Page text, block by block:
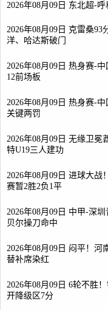
2026年08月09日 东北超-
2026年08月09日 克雷桑93
洋、哈达斯破门
2026年08月09日 热身赛-
12前场板
2026年08月09日 热身赛-
关键两罚
2026年08月09日 无缘卫冕
特U19三人建功
2026年08月09日 进球大战
赛暂2胜2负1平
2026年08月09日 中甲-深
贝尔操刀命中
2026年08月09日 闷平！
替补席染红
2026年08月09日 6轮不胜
开降级区7分